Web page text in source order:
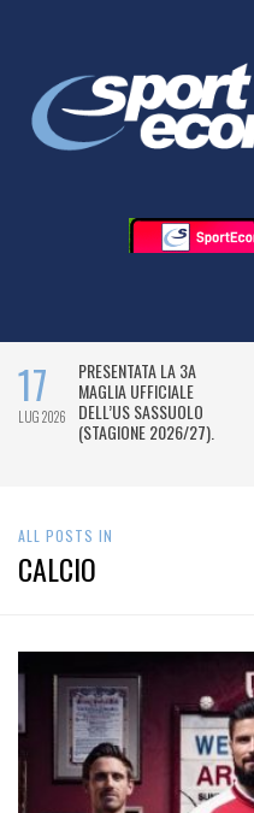
17
LUG 2026
PRESENTATA LA 3A
MAGLIA UFFICIALE
DELL’US SASSUOLO
(STAGIONE 2026/27).
ALL POSTS IN
CALCIO